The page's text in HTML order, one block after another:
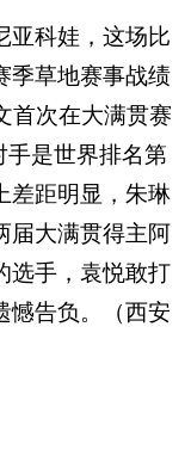
亚科娃，这场比
季草地赛事战绩
首次在大满贯赛
手是世界排名第
差距明显，朱琳
届大满贯得主阿
选手，袁悦敢打
憾告负。（西安